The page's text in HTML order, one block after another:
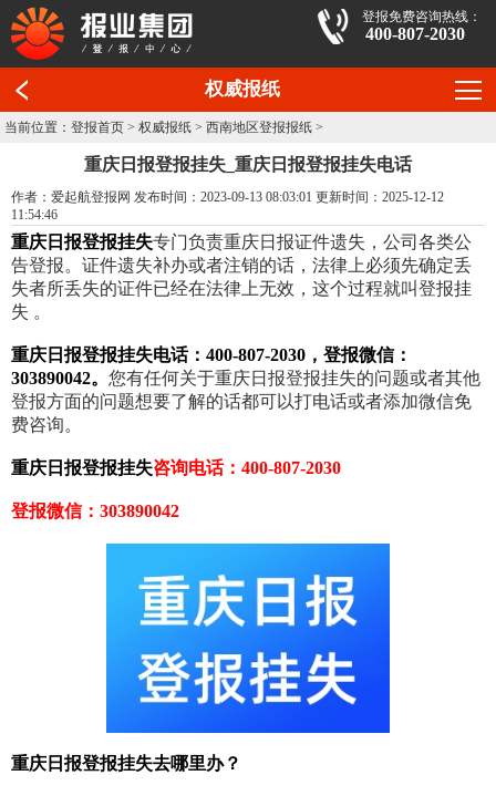
登报免费咨询热线：
400-807-2030
权威报纸
当前位置：登报首页 >权威报纸 >西南地区登报报纸 >
重庆日报登报挂失_重庆日报登报挂失电话
作者：爱起航登报网 发布时间：2023-09-13 08:03:01 更新时间：2025-12-12
11:54:46
重庆日报登报挂失专门负责重庆日报证件遗失，公司各类公
告登报。证件遗失补办或者注销的话，法律上必须先确定丢
失者所丢失的证件已经在法律上无效，这个过程就叫登报挂
失 。
重庆日报登报挂失电话：400-807-2030，登报微信：
303890042。 您有任何关于重庆日报登报挂失的问题或者其他
登报方面的问题想要了解的话都可以打电话或者添加微信免
费咨询。
重庆日报登报挂失咨询电话：400-807-2030
登报微信：303890042
重庆日报登报挂失去哪里办？